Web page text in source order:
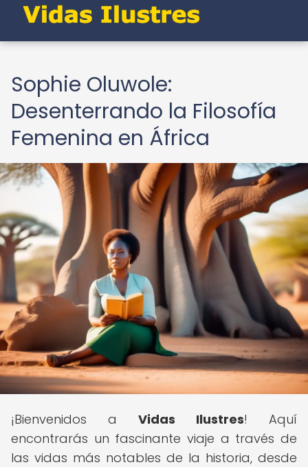
Sophie Oluwole:
Desenterrando la Filosofía
Femenina en África
¡Bienvenidos a Vidas Ilustres! Aquí
encontrarás un fascinante viaje a través de
las vidas más notables de la historia, desde